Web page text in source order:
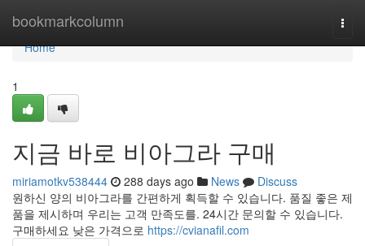
bookmarkcolumn
Home
Home
1
지금 바로 비아그라 구매
miriamotkv538444 288 days ago News
Discuss
원하신 양의 비아그라를 간편하게 획득할 수 있습니다. 품질 좋은 제
품을 제시하며 우리는 고객 만족도를. 24시간 문의할 수 있습니다.
구매하세요 낮은 가격으로 https://cvianafil.com